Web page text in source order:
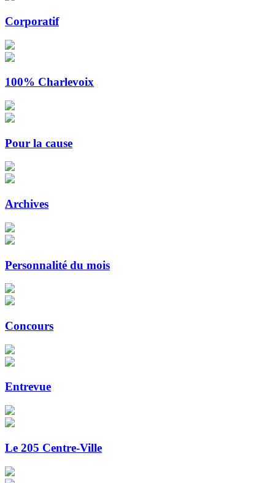
Corporatif
100% Charlevoix
Pour la cause
Archives
Personnalité du mois
Concours
Entrevue
Le 205 Centre-Ville